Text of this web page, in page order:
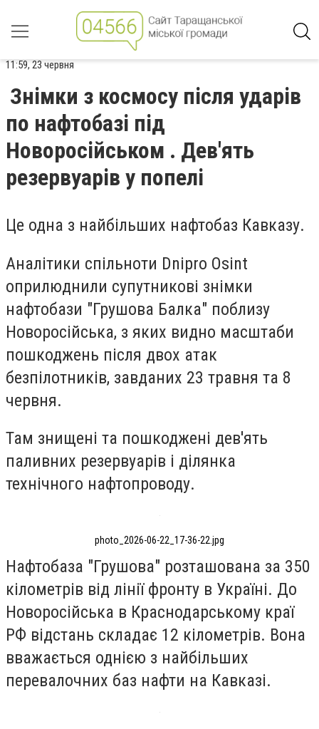
11:59, 23 червня
Знімки з космосу після ударів
по нафтобазі під
Новоросійськом . Дев'ять
резервуарів у попелі
Це одна з найбільших нафтобаз Кавказу.
Аналітики спільноти Dnipro Osint
оприлюднили супутникові знімки
нафтобази "Грушова Балка" поблизу
Новоросійська, з яких видно масштаби
пошкоджень після двох атак
безпілотників, завданих 23 травня та 8
червня.
Там знищені та пошкоджені дев'ять
паливних резервуарів і ділянка
технічного нафтопроводу.
photo_2026-06-22_17-36-22.jpg
Нафтобаза "Грушова" розташована за 350
кілометрів від лінії фронту в Україні. До
Новоросійська в Краснодарському краї
РФ відстань складає 12 кілометрів. Вона
вважається однією з найбільших
перевалочних баз нафти на Кавказі.